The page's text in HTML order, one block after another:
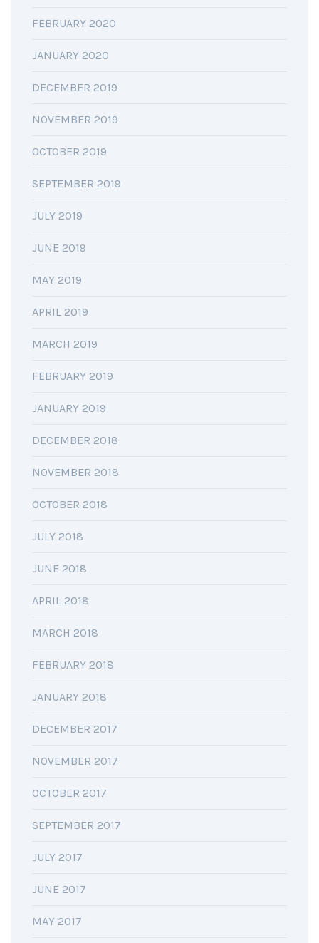
FEBRUARY 2020
JANUARY 2020
DECEMBER 2019
NOVEMBER 2019
OCTOBER 2019
SEPTEMBER 2019
JULY 2019
JUNE 2019
MAY 2019
APRIL 2019
MARCH 2019
FEBRUARY 2019
JANUARY 2019
DECEMBER 2018
NOVEMBER 2018
OCTOBER 2018
JULY 2018
JUNE 2018
APRIL 2018
MARCH 2018
FEBRUARY 2018
JANUARY 2018
DECEMBER 2017
NOVEMBER 2017
OCTOBER 2017
SEPTEMBER 2017
JULY 2017
JUNE 2017
MAY 2017